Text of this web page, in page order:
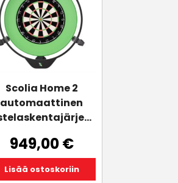
Scolia Home 2
automaattinen
pistelaskentajärjestelmä
949,00€
Lisää ostoskoriin